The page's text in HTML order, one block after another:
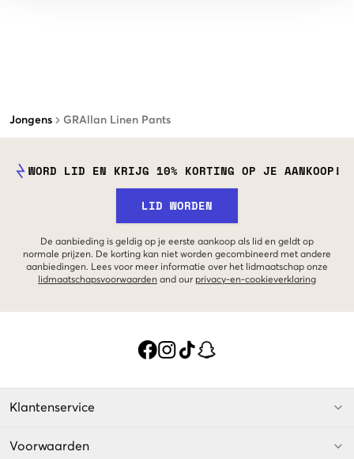
Jongens GRAllan Linen Pants
WORD LID EN KRIJG 10% KORTING OP JE AANKOOP!
LID WORDEN
De aanbieding is geldig op je eerste aankoop als lid en geldt op
normale prijzen. De korting kan niet worden gecombineerd met andere
aanbiedingen. Lees voor meer informatie over het lidmaatschap onze
lidmaatschapsvoorwaarden and our privacy-en-cookieverklaring
Klantenservice
Voorwaarden